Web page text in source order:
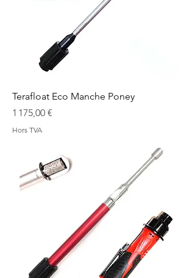
Terafloat Eco Manche Poney
Prix
1 175,00 €
Hors TVA